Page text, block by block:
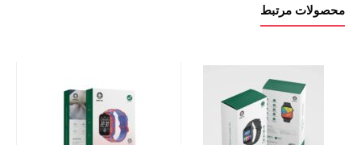
محصولات مرتبط